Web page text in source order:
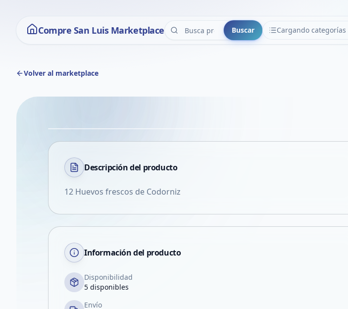
Compre San Luis Marketplace Buscar Cargando categorías
CATEGORÍAS
Volver al marketplace
VER EN PANTALLA COMPLETA
Descripción del producto
12 Huevos frescos de Codorniz
Información del producto
Disponibilidad
5 disponibles
Envío